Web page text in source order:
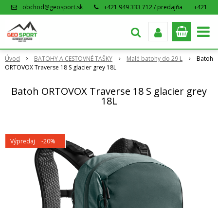
obchod@geosport.sk +421 949 333 712 / predajňa
+421
Úvod BATOHY A CESTOVNÉ TAŠKY Malé batohy do 29 L
Batoh
ORTOVOX Traverse 18 S glacier grey 18L
Batoh ORTOVOX Traverse 18 S glacier grey
18L
Výpredaj -20%